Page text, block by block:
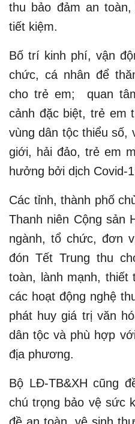
thu bảo đảm an
tiết kiệm.
Bố trí kinh phí, vận
chức, cá nhân để
cho trẻ em; quan
cảnh đặc biệt, trẻ em
vùng dân tộc thiểu số,
giới, hải đảo, trẻ em
hưởng bởi dịch Covid-
Các tỉnh, thành phố
Thanh niên Cộng sản
ngành, tổ chức, đơn
đón Tết Trung thu
toàn, lành mạnh,
các hoạt động nghệ
phát huy giá trị văn
dân tộc và phù hợp
địa phương.
Bộ LĐ-TB&XH cũng
chú trọng bảo vệ sức